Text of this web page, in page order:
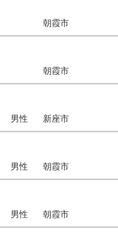
朝霞市
朝霞市
男性 新座市
男性 朝霞市
男性 朝霞市